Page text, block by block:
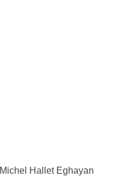
Michel Hallet Eghayan